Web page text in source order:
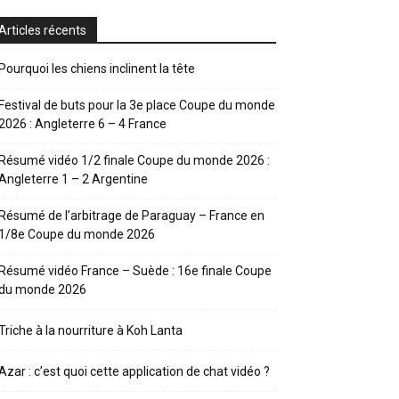
récents
les chiens inclinent la tête
de buts pour la 3e place Coupe du monde
: Angleterre 6 – 4 France
vidéo 1/2 finale Coupe du monde 2026 :
1 – 2 Argentine
de l’arbitrage de Paraguay – France en
8e Coupe du monde 2026
vidéo France – Suède : 16e finale Coupe
monde 2026
à la nourriture à Koh Lanta
: c’est quoi cette application de chat vidéo ?